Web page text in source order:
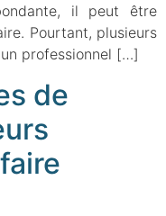
il peut être
Pourtant, plusieurs
professionnel […]
de